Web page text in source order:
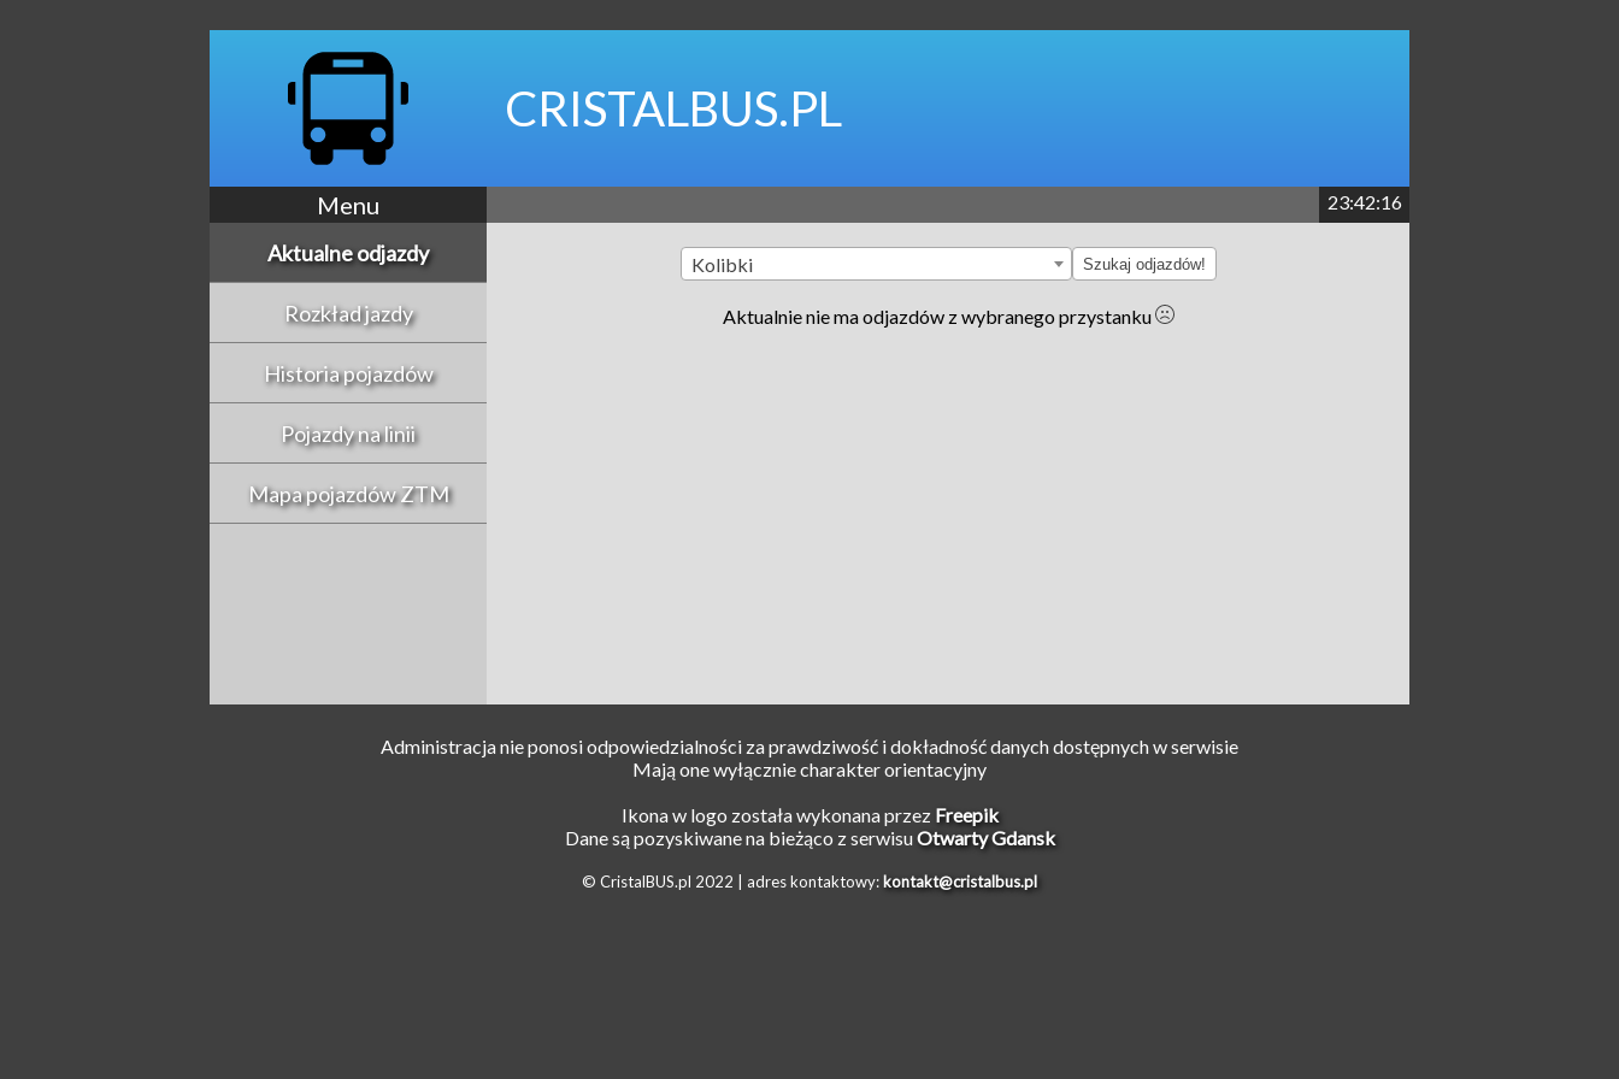
CRISTALBUS.PL
Menu 23:42:16
Aktualne odjazdy
Rozkład jazdy
Historia pojazdów
Pojazdy na linii
Mapa pojazdów ZTM
Kolibki Szukaj odjazdów!
Aktualnie nie ma odjazdów z wybranego przystanku
Administracja nie ponosi odpowiedzialności za prawdziwość i dokładność danych dostępnych w serwisie
Mają one wyłącznie charakter orientacyjny
Ikona w logo została wykonana przez Freepik
Dane są pozyskiwane na bieżąco z serwisuOtwarty Gdansk
© CristalBUS.pl 2022 | adres kontaktowy: kontakt@cristalbus.pl